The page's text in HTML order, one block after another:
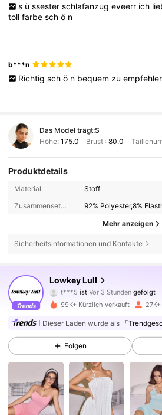
s ü ssester schlafanzug eveerr ich
tollfarbeschö n
b***n
Richtig sch ö n bequem zu
Das Model trägt:S
Höhe: 175.0 Brust :80.0
Produktdetails
Material:
Stoff
Zusammensetzung:
92% Polyester,8%
Mehr anzeigen
Sicherheitsinformationen und Kontakte
Lowkey Lull
A***a ist am Durchsuchen
4,83
37K Follower
4,83
4,83 37K Follower
99K+ Kürzlich verkauft
Dieser Laden wurde als 「
Folgen